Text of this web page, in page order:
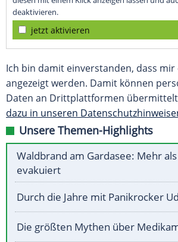
deaktivieren.
jetzt aktivieren
Ich bin damit einverstanden, dass
angezeigt werden. Damit können
Daten an Drittplattformen
dazu in unseren
Unsere Themen-Highlights
Waldbrand am Gardasee: Mehr
evakuiert
Durch die Jahre mit Panikrocker
Die größten Mythen über